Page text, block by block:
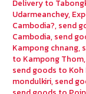
Delivery to
Udarmeanchey,
Cambodia?, send
Cambodia, send
Kampong chnang,
to Kampong Thom,
send goods to Koh
mondulkiri, send